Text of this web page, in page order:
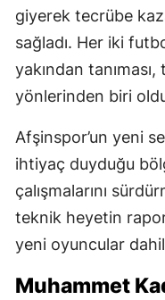
giyerek tecrübe
sağladı. Her iki
yakından
yönlerinden biri
Afşinspor’un yeni
ihtiyaç duyduğu
çalışmalarını
teknik heyetin
yeni oyuncular
Muhammet